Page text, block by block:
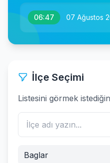
06:47 07 Ağustos
İlçe Seçimi
Listesini görmek
Baglar